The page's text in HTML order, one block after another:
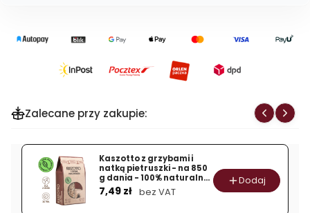
produktu
krupnik
zupy
-
100%
Zalecane przy zakupie:
Kaszotto z grzybami i
natką pietruszki - na 850
g dania - 100% naturalny
skład
Cena
7,49 zł bez VAT
Dodaj